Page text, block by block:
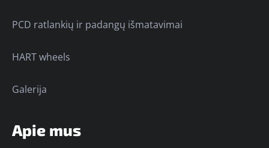
PCD ratlankių ir padangų išmatavimai
HART wheels
Galerija
Apie mus